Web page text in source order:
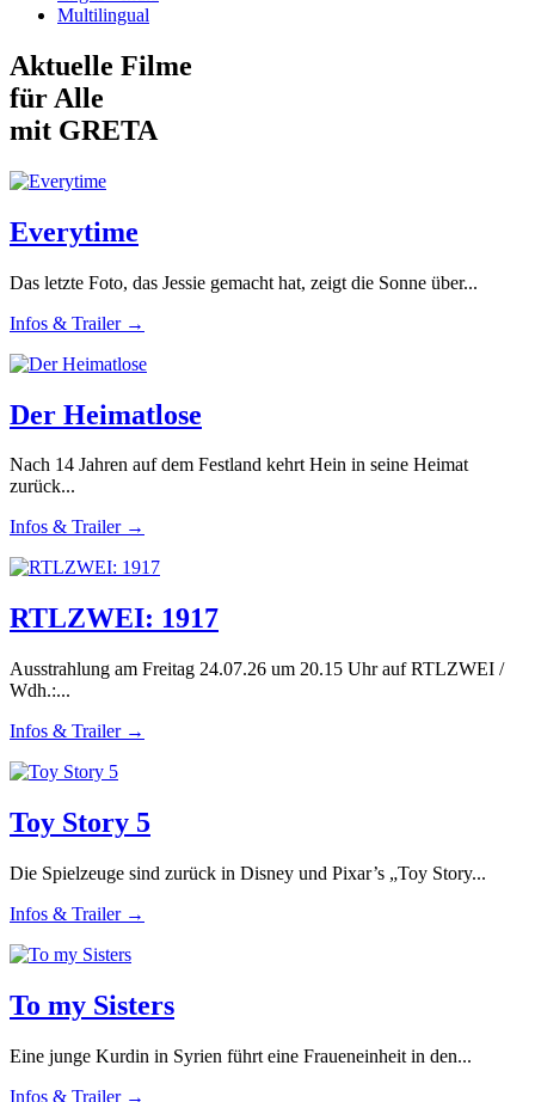
Multilingual
Aktuelle Filme
für Alle
mit GRETA
Everytime
Das letzte Foto, das Jessie gemacht hat, zeigt die Sonne über...
Infos & Trailer →
Der Heimatlose
Nach 14 Jahren auf dem Festland kehrt Hein in seine Heimat
zurück...
Infos & Trailer →
RTLZWEI: 1917
Ausstrahlung am Freitag 24.07.26 um 20.15 Uhr auf RTLZWEI /
Wdh.:...
Infos & Trailer →
Toy Story 5
Die Spielzeuge sind zurück in Disney und Pixar’s „Toy Story...
Infos & Trailer →
To my Sisters
Eine junge Kurdin in Syrien führt eine Fraueneinheit in den...
Infos & Trailer →